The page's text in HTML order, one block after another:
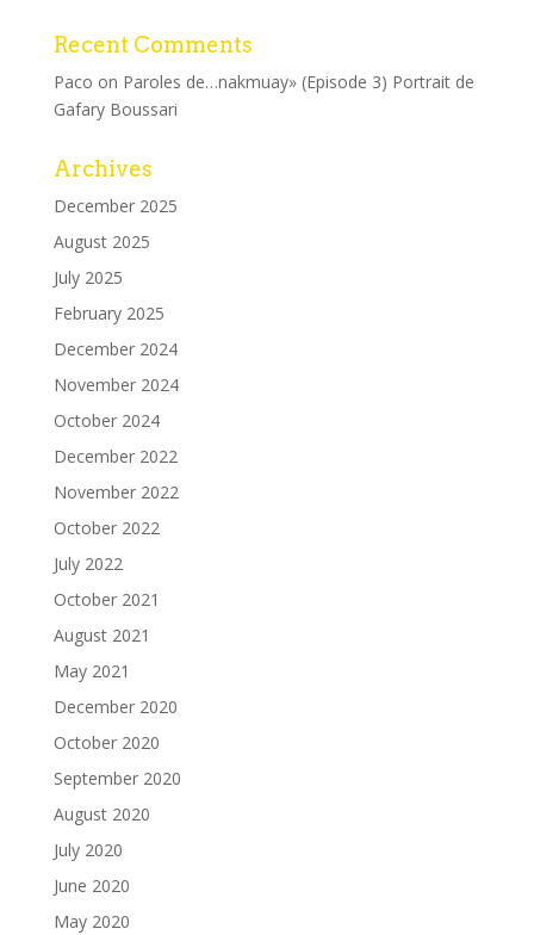
Recent Comments
Paco on Paroles de…nakmuay» (Episode 3) Portrait de
Gafary Boussari
Archives
December 2025
August 2025
July 2025
February 2025
December 2024
November 2024
October 2024
December 2022
November 2022
October 2022
July 2022
October 2021
August 2021
May 2021
December 2020
October 2020
September 2020
August 2020
July 2020
June 2020
May 2020